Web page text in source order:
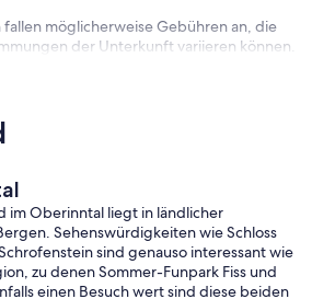
fallen möglicherweise Gebühren an, die
der Unterkunft variieren können.
im Oberinntal liegt in ländlicher
Sehenswürdigkeiten wie Schloss
sind genauso interessant wie
zu denen Sommer-Funpark Fiss und
einen Besuch wert sind diese beiden